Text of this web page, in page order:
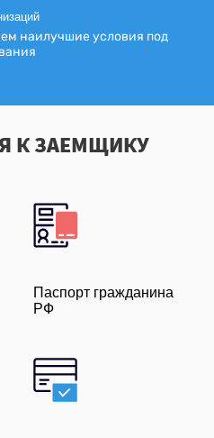
наилучшие условия под
К ЗАЕМЩИКУ
Паспорт гражданина
РФ